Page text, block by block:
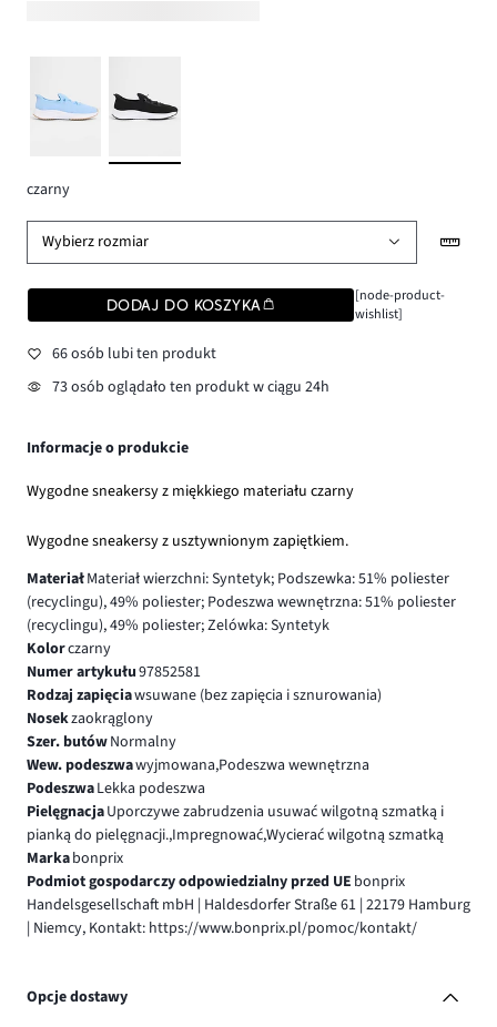
czarny
Wybierz rozmiar
DODAJ DO KOSZYKA
[node-product-
wishlist]
66 osób lubi ten produkt
73 osób oglądało ten produkt w ciągu 24h
Informacje o produkcie
Wygodne sneakersy z miękkiego materiału czarny
Wygodne sneakersy z usztywnionym zapiętkiem.
MateriałMateriał wierzchni: Syntetyk; Podszewka: 51% poliester
(recyclingu), 49% poliester; Podeszwa wewnętrzna: 51% poliester
(recyclingu), 49% poliester; Zelówka: Syntetyk
Kolorczarny
Numer artykułu97852581
Rodzaj zapięciawsuwane (bez zapięcia i sznurowania)
Nosekzaokrąglony
Szer. butówNormalny
Wew. podeszwawyjmowana,Podeszwa wewnętrzna
PodeszwaLekka podeszwa
PielęgnacjaUporczywe zabrudzenia usuwać wilgotną szmatką i
pianką do pielęgnacji.,Impregnować,Wycierać wilgotną szmatką
Markabonprix
Podmiot gospodarczy odpowiedzialny przed UE bonprix
Handelsgesellschaft mbH | Haldesdorfer Straße 61 | 22179 Hamburg
| Niemcy, Kontakt: https://www.bonprix.pl/pomoc/kontakt/
Opcje dostawy